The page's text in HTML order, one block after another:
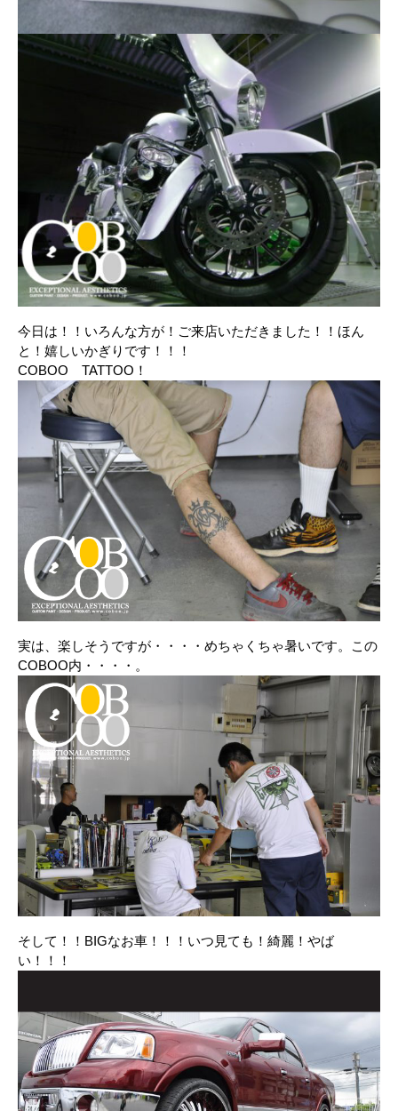
今日は！！いろんな方が！ご来店いただきました！！ほん
と！嬉しいかぎりです！！！
COBOO TATTOO！
実は、楽しそうですが・・・・めちゃくちゃ暑いです。この
COBOO内・・・・。
そして！！BIGなお車！！！いつ見ても！綺麗！やば
い！！！